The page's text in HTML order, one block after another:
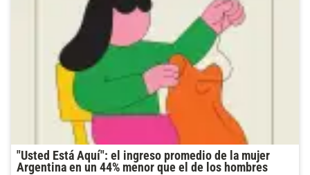
"Usted Está Aquí": el ingreso promedio de la mujer
Argentina en un 44% menor que el de los hombres